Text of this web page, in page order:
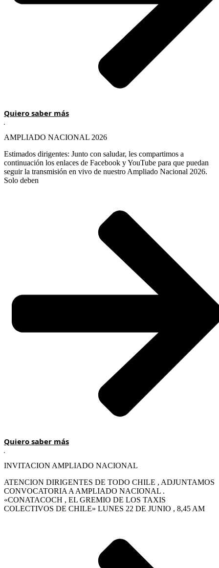
Quiero saber más
AMPLIADO NACIONAL 2026
Estimados dirigentes: Junto con saludar, les compartimos a
continuación los enlaces de Facebook y YouTube para que puedan
seguir la transmisión en vivo de nuestro Ampliado Nacional 2026.
Solo deben
Quiero saber más
INVITACION AMPLIADO NACIONAL
ATENCION DIRIGENTES DE TODO CHILE , ADJUNTAMOS
CONVOCATORIA A AMPLIADO NACIONAL .
«CONATACOCH , EL GREMIO DE LOS TAXIS
COLECTIVOS DE CHILE» LUNES 22 DE JUNIO , 8,45 AM